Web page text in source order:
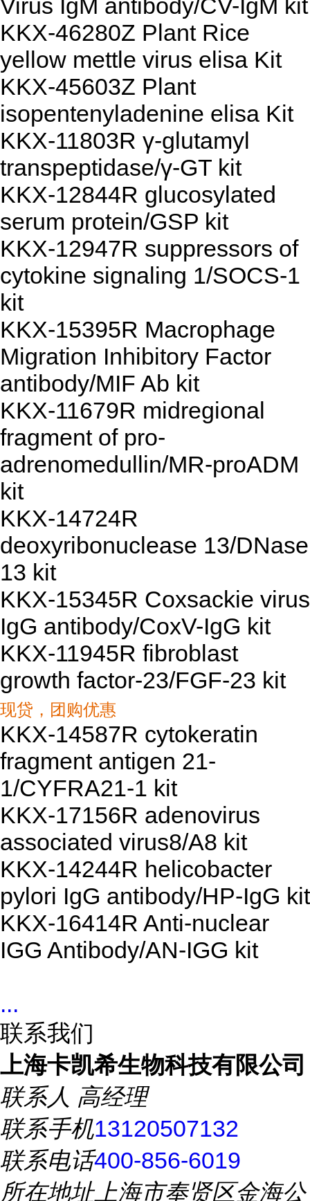
Virus IgM antibody/CV-IgM kit
KKX-46280Z Plant Rice
yellow mettle virus elisa Kit
KKX-45603Z Plant
isopentenyladenine elisa Kit
KKX-11803R γ-glutamyl
transpeptidase/γ-GT kit
KKX-12844R glucosylated
serum protein/GSP kit
KKX-12947R suppressors of
cytokine signaling 1/SOCS-1
kit
KKX-15395R Macrophage
Migration Inhibitory Factor
antibody/MIF Ab kit
KKX-11679R midregional
fragment of pro-
adrenomedullin/MR-proADM
kit
KKX-14724R
deoxyribonuclease 13/DNase
13 kit
KKX-15345R Coxsackie virus
IgG antibody/CoxV-IgG kit
KKX-11945R fibroblast
growth factor-23/FGF-23 kit
现贷，团购优惠
KKX-14587R cytokeratin
fragment antigen 21-
1/CYFRA21-1 kit
KKX-17156R adenovirus
associated virus8/A8 kit
KKX-14244R helicobacter
pylori IgG antibody/HP-IgG kit
KKX-16414R Anti-nuclear
IGG Antibody/AN-IGG kit
...
联系我们
上海卡凯希生物科技有限公司
联系人 高经理
联系手机13120507132
联系电话400-856-6019
所在地址上海市奉贤区金海公